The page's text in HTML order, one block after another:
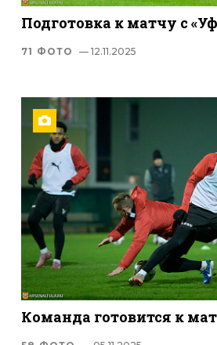
Подготовка к матчу с
71 ФОТО — 12.11.2025
Команда готовится к